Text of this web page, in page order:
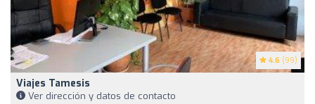
4.6 (99)
Viajes Tamesis
Ver dirección y datos de contacto